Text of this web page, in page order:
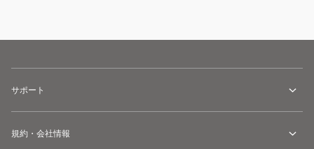
サポート
規約・会社情報